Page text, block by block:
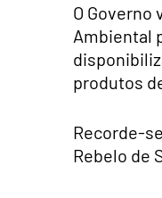
O Governo
Ambiental
produtos
Recorde-
Rebelo de